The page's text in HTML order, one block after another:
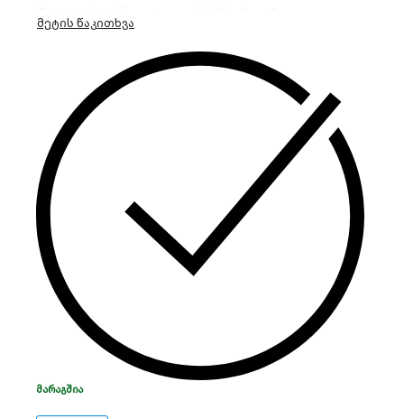
დიზაინის ეს მოდელი უზრუნველყოფს სუფთა
სინუსოიდურ სიგნალს,ნულოვან გადართვის
დროს (0ms) და აღჭურვილია ინტელექტუალური
სლოტით დისტანციური მართვისთვის.
იდეალურია სერვერების,
აპარატურისა და IT სისტემებისთვის.
ᲛᲐᲠᲐᲒᲨᲘᲐ